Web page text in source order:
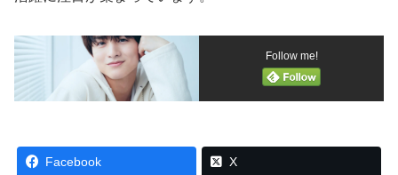
Follow me!
Facebook X